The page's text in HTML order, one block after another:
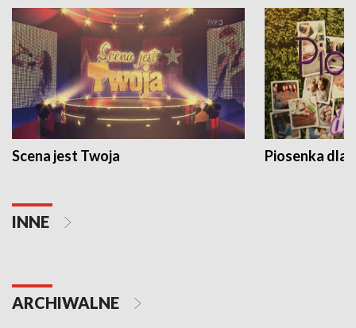
Scena jest Twoja Piosenka dla
INNE
ARCHIWALNE